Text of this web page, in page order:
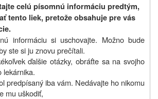
celú písomnú informáciu predtým,
tento liek, pretože obsahuje pre vás
informáciu si uschovajte. Možno bude
ste si ju znovu prečítali.
ďalšie otázky, obráťte sa na svojho
lekárnika.
predpísaný iba vám. Nedávajte ho nikomu
mu uškodiť,